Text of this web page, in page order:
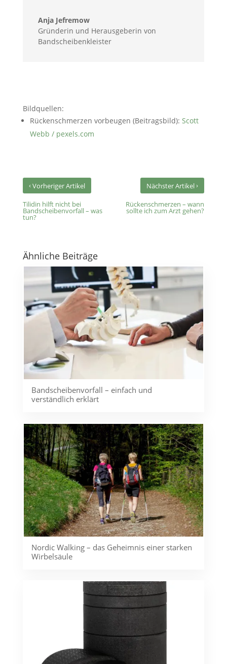
Anja Jefremow
Gründerin und Herausgeberin von
Bandscheibenkleister
Bildquellen:
Rückenschmerzen vorbeugen (Beitragsbild): Scott
Webb / pexels.com
‹Vorheriger Artikel
Tilidin hilft nicht bei
Bandscheibenvorfall – was
tun?
Nächster Artikel›
Rückenschmerzen – wann
sollte ich zum Arzt gehen?
Ähnliche Beiträge
Bandscheibenvorfall – einfach und
verständlich erklärt
Nordic Walking – das Geheimnis einer starken
Wirbelsäule